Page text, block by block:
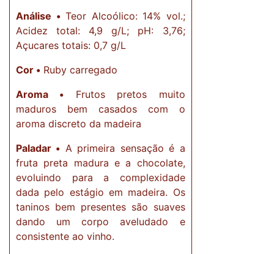
Análise •Teor Alcoólico: 14% vol.;
Acidez total: 4,9 g/L; pH: 3,76;
Açucares totais: 0,7 g/L
Cor • Ruby carregado
Aroma • Frutos pretos muito
maduros bem casados com o
aroma discreto da madeira
Paladar • A primeira sensação é a
fruta preta madura e a chocolate,
evoluindo para a complexidade
dada pelo estágio em madeira. Os
taninos bem presentes são suaves
dando um corpo aveludado e
consistente ao vinho.